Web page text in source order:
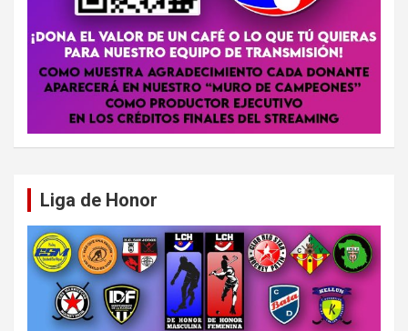
Liga de Honor